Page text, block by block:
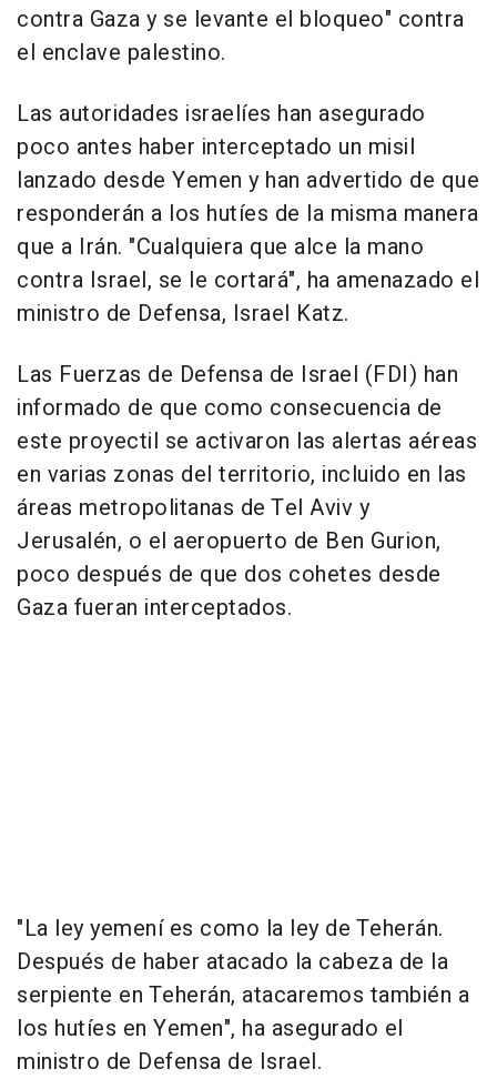
contra Gaza y se levante el bloqueo" contra
el enclave palestino.
Las autoridades israelíes han asegurado
poco antes haber interceptado un misil
lanzado desde Yemen y han advertido de que
responderán a los hutíes de la misma manera
que a Irán. "Cualquiera que alce la mano
contra Israel, se le cortará", ha amenazado el
ministro de Defensa, Israel Katz.
Las Fuerzas de Defensa de Israel (FDI) han
informado de que como consecuencia de
este proyectil se activaron las alertas aéreas
en varias zonas del territorio, incluido en las
áreas metropolitanas de Tel Aviv y
Jerusalén, o el aeropuerto de Ben Gurion,
poco después de que dos cohetes desde
Gaza fueran interceptados.
"La ley yemení es como la ley de Teherán.
Después de haber atacado la cabeza de la
serpiente en Teherán, atacaremos también a
los hutíes en Yemen", ha asegurado el
ministro de Defensa de Israel.